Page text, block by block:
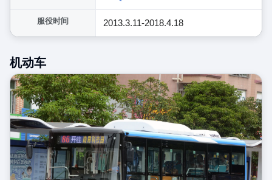
服役时间 2013.3.11-2018.4.18
机动车